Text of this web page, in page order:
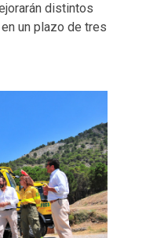
distintos
un plazo de tres